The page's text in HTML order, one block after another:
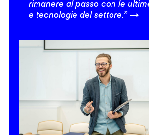
rimanere al passo con le
e tecnologie del settore.” →